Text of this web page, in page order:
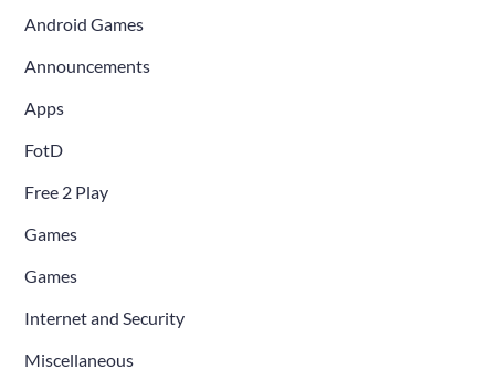
Android Games
Announcements
Apps
FotD
Free 2 Play
Games
Games
Internet and Security
Miscellaneous